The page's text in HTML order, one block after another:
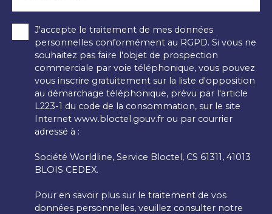
J'accepte le traitement de mes données
personnelles conformément au RGPD. Si vous ne
souhaitez pas faire l'objet de prospection
commerciale par voie téléphonique, vous pouvez
vous inscrire gratuitement sur la liste d'opposition
au démarchage téléphonique, prévu par l'article
L223-1 du code de la consommation, sur le site
Internet www.bloctel.gouv.fr ou par courrier
adressé à :
Société Worldline, Service Bloctel, CS 61311, 41013
BLOIS CEDEX.
Pour en savoir plus sur le traitement de vos
données personnelles, veuillez consulter notre